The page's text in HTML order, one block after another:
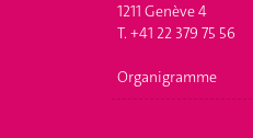
1211 Genève 4
T. +41 22 379 75 56
Organigramme